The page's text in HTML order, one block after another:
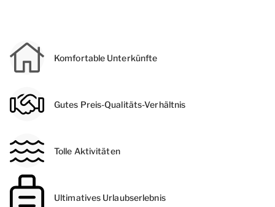
Komfortable Unterkünfte
Gutes Preis-Qualitäts-Verhältnis
Tolle Aktivitäten
Ultimatives Urlaubserlebnis